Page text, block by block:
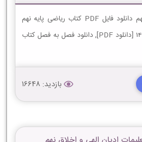
دانلود کتاب ریاضی نهم دانلود فایل PDF کتاب ریاضی پایه نهم
متوسطه اول 1404-1405 [دانلود PDF], دانلود فصل به فصل کتاب
بازدید: 16648